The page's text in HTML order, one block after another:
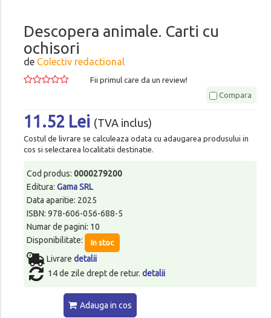
Descopera animale. Carti cu
ochisori
de Colectiv redactional
Fii primul care da un review!
Compara
11.52 Lei (TVA inclus)
Costul de livrare se calculeaza odata cu adaugarea produsului in
cos si selectarea localitatii destinatie.
Cod produs: 0000279200
Editura: Gama SRL
Data aparitie: 2025
ISBN: 978-606-056-688-5
Numar de pagini: 10
Disponibilitate:
In stoc
Livrare detalii
14 de zile drept de retur. detalii
Adauga in cos